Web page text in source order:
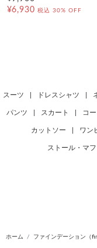
¥6,930 税込 30% OFF
スーツ ドレスシャツ
パンツ スカート コ
カットソー ワン
ストール・マ
ホーム ファインデーション（